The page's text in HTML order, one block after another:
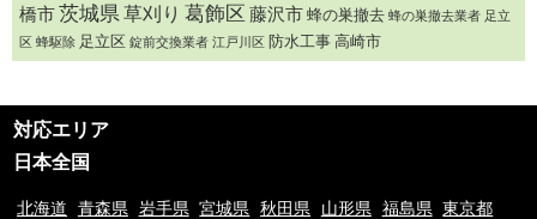
橋市茨城県草刈り 葛飾区 藤沢市 蜂の巣撤去 蜂の巣撤去業者 足立
区 蜂駆除 足立区 錠前交換業者 江戸川区 防水工事 高崎市
対応エリア
日本全国
北海道 青森県 岩手県 宮城県 秋田県 山形県 福島県 東京都